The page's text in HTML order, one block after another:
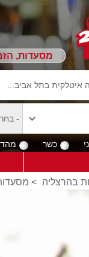
מסעדות,
כשר
בהרצליה >